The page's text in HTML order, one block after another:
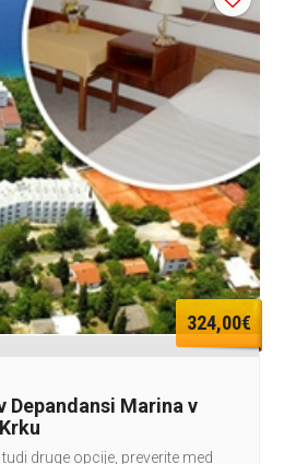
324,00€
Depandansi Marina v
druge opcije, preverite med